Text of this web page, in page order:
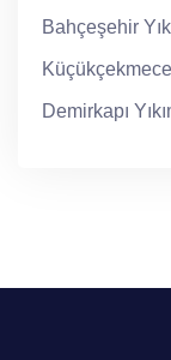
Bahçeşehir
Demirkapı